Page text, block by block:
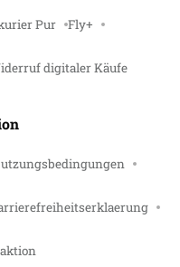
Pur Fly+
digitaler Käufe